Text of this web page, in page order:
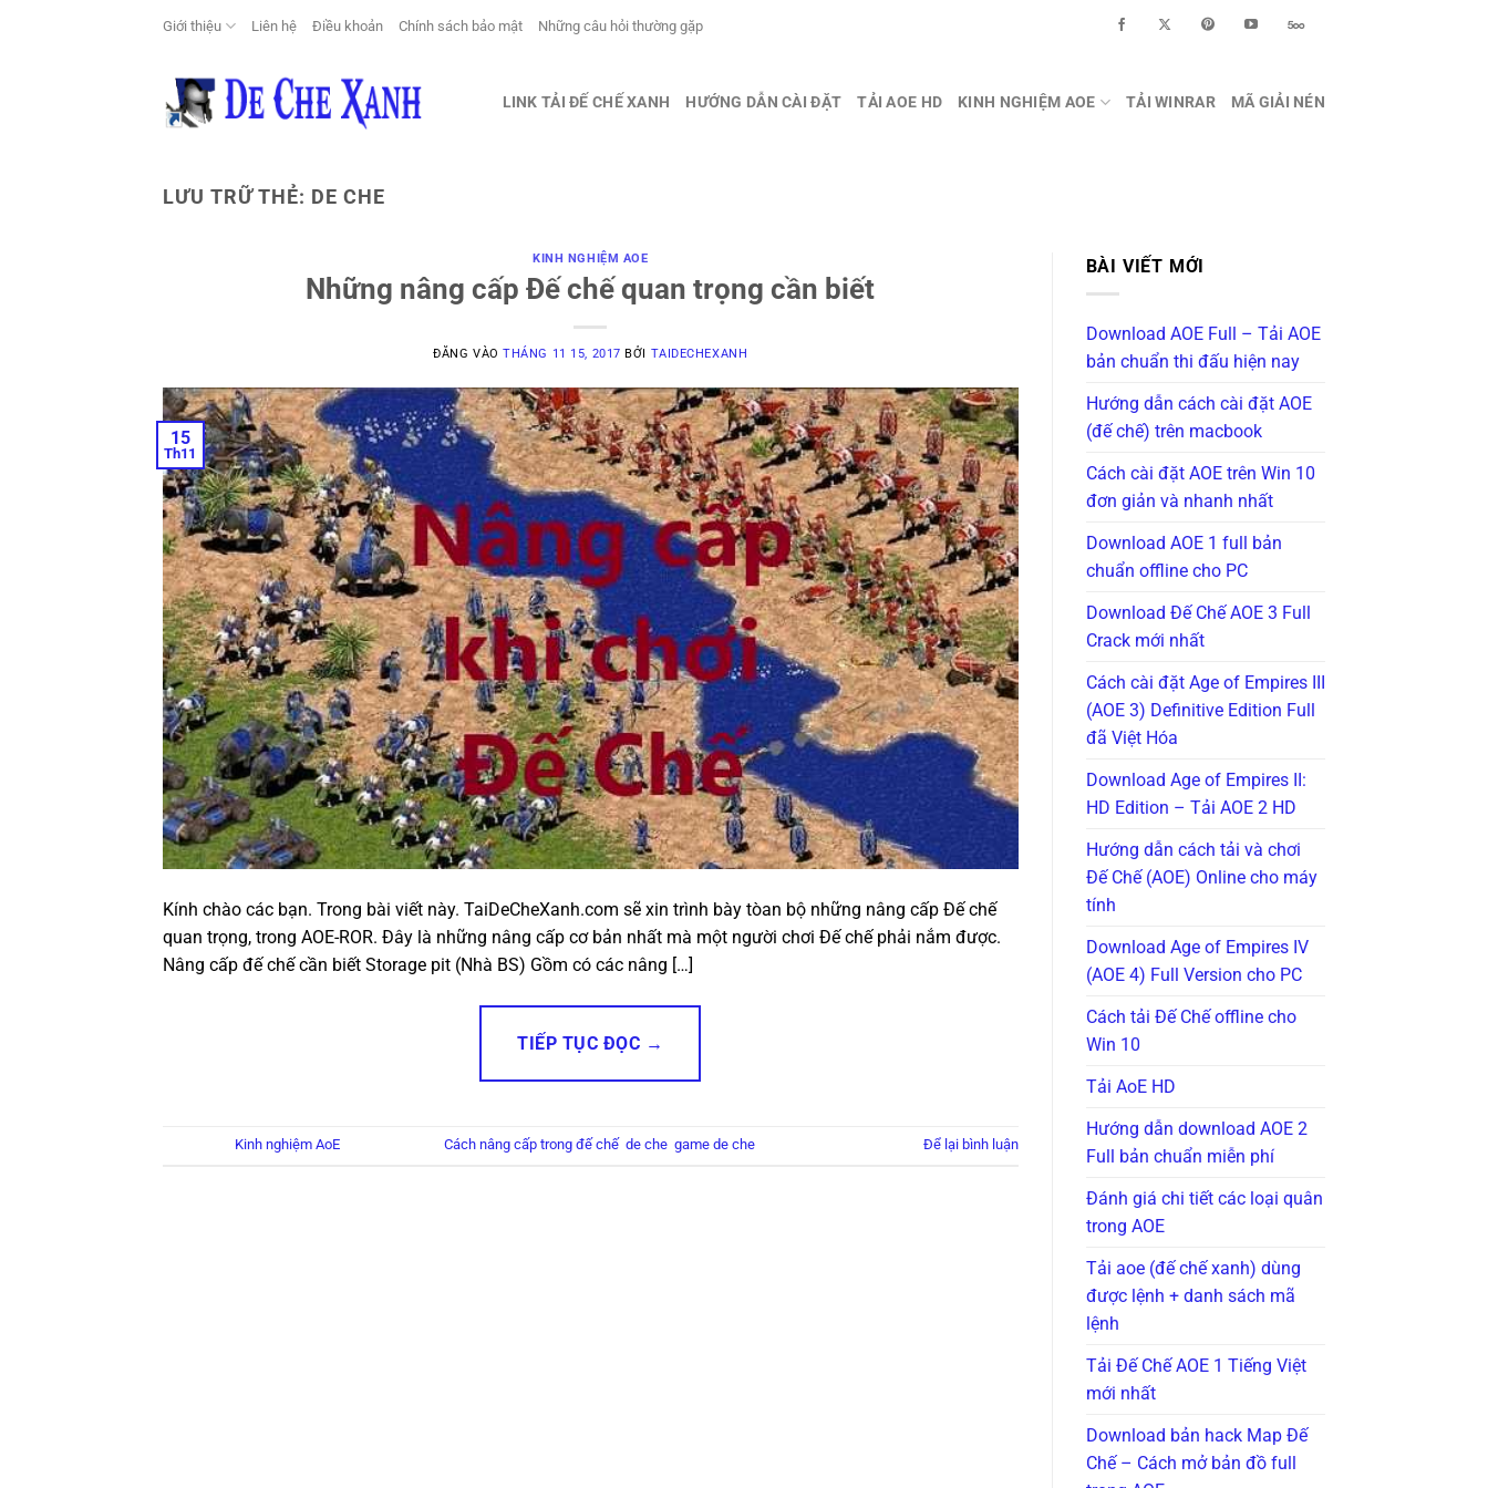
Giới thiệu Liên hệ Điều khoản Chính sách bảo mật Những câu hỏi thường gặp
LINK TẢI ĐẾ CHẾ XANH HƯỚNG DẪN CÀI ĐẶT TẢI AOE HD KINH NGHIỆM AOE TẢI WINRAR MÃ GIẢI NÉN
LƯU TRỮ THẺ: DE CHE
KINH NGHIỆM AOE
Những nâng cấp Đế chế quan trọng cần biết
ĐĂNG VÀOTHÁNG 11 15, 2017 BỞI TAIDECHEXANH
15
Th11
Kính chào các bạn. Trong bài viết này. TaiDeCheXanh.com sẽ xin trình bày tòan bộ những nâng cấp Đế chế
quan trọng, trong AOE-ROR. Đây là những nâng cấp cơ bản nhất mà một người chơi Đế chế phải nắm được.
Nâng cấp đế chế cần biết Storage pit (Nhà BS) Gồm có các nâng […]
TIẾP TỤC ĐỌC →
Kinh nghiệm AoE Cách nâng cấp trong đế chế de che game de che Để lại bình luận
BÀI VIẾT MỚI
Download AOE Full – Tải AOE
bản chuẩn thi đấu hiện nay
Hướng dẫn cách cài đặt AOE
(đế chế) trên macbook
Cách cài đặt AOE trên Win 10
đơn giản và nhanh nhất
Download AOE 1 full bản
chuẩn offline cho PC
Download Đế Chế AOE 3 Full
Crack mới nhất
Cách cài đặt Age of Empires III
(AOE 3) Definitive Edition Full
đã Việt Hóa
Download Age of Empires II:
HD Edition – Tải AOE 2 HD
Hướng dẫn cách tải và chơi
Đế Chế (AOE) Online cho máy
tính
Download Age of Empires IV
(AOE 4) Full Version cho PC
Cách tải Đế Chế offline cho
Win 10
Tải AoE HD
Hướng dẫn download AOE 2
Full bản chuẩn miễn phí
Đánh giá chi tiết các loại quân
trong AOE
Tải aoe (đế chế xanh) dùng
được lệnh + danh sách mã
lệnh
Tải Đế Chế AOE 1 Tiếng Việt
mới nhất
Download bản hack Map Đế
Chế – Cách mở bản đồ full